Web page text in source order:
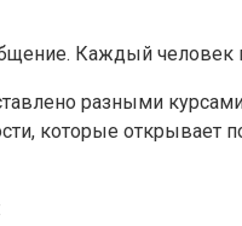
Каждый человек
разными
которые открывает